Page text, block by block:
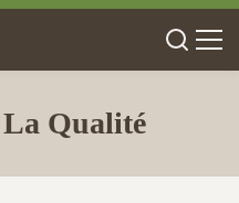
Qualité